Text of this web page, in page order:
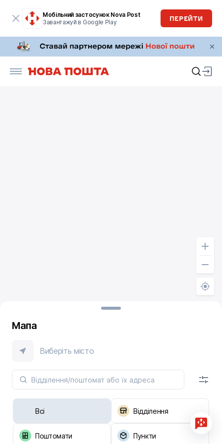
Мобільний застосунок Nova Post
Завантажуй в Google Play
ПЕРЕЙТИ
Мапа
Виберіть місто
Всі Відділення
Поштомати Пункти